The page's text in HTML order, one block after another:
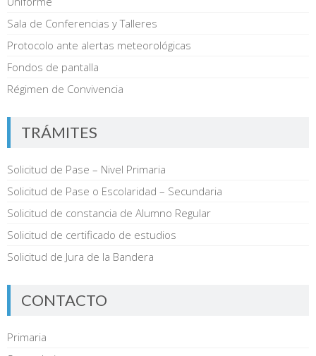
Sala de Conferencias y Talleres
Protocolo ante alertas meteorológicas
Fondos de pantalla
Régimen de Convivencia
TRÁMITES
Solicitud de Pase – Nivel Primaria
Solicitud de Pase o Escolaridad – Secundaria
Solicitud de constancia de Alumno Regular
Solicitud de certificado de estudios
Solicitud de Jura de la Bandera
CONTACTO
Primaria